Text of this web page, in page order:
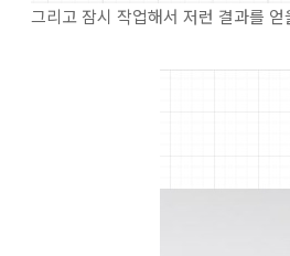
그리고 잠시 작업해서 저런 결과를